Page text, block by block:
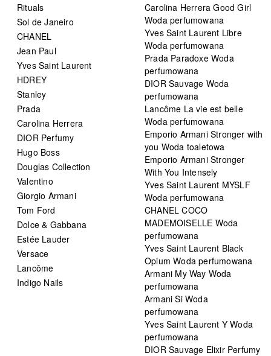
Rituals
Sol de Janeiro
CHANEL
Jean Paul
Yves Saint Laurent
HDREY
Stanley
Prada
Carolina Herrera
DIOR Perfumy
Hugo Boss
Douglas Collection
Valentino
Giorgio Armani
Tom Ford
Dolce & Gabbana
Estée Lauder
Versace
Lancôme
Indigo Nails
Carolina Herrera Good Girl
Woda perfumowana
Yves Saint Laurent Libre
Woda perfumowana
Prada Paradoxe Woda
perfumowana
DIOR Sauvage Woda
perfumowana
Lancôme La vie est belle
Woda perfumowana
Emporio Armani Stronger with
you Woda toaletowa
Emporio Armani Stronger
With You Intensely
Yves Saint Laurent MYSLF
Woda perfumowana
CHANEL COCO
MADEMOISELLE Woda
perfumowana
Yves Saint Laurent Black
Opium Woda perfumowana
Armani My Way Woda
perfumowana
Armani Si Woda
perfumowana
Yves Saint Laurent Y Woda
perfumowana
DIOR Sauvage Elixir Perfumy